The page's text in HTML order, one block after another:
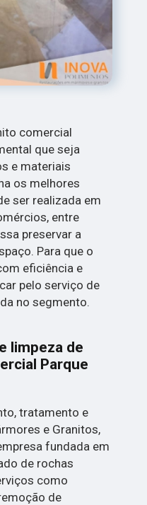
comercial
que seja
e materiais
os melhores
ser realizada em
entre
preservar a
Para que o
eficiência e
pelo serviço de
no segmento.
limpeza de
Parque
tratamento e
e Granitos,
fundada em
de rochas
como
de